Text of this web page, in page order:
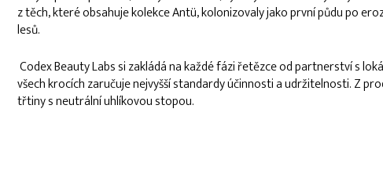
z těch, které obsahuje kolekce Antü, kolonizovaly jako první půdu po
lesů.
Codex Beauty Labs si zakládá na každé fázi řetězce od partnerství s
všech krocích zaručuje nejvyšší standardy účinnosti a udržitelnosti. Z
třtiny s neutrální uhlíkovou stopou.